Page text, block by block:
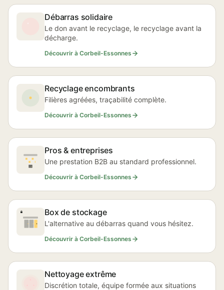
Débarras solidaire
Le don avant le recyclage, le recyclage avant la
décharge.
Découvrir à Corbeil-Essonnes
Recyclage encombrants
Filières agréées, traçabilité complète.
Découvrir à Corbeil-Essonnes
Pros & entreprises
Une prestation B2B au standard professionnel.
Découvrir à Corbeil-Essonnes
Box de stockage
L'alternative au débarras quand vous hésitez.
Découvrir à Corbeil-Essonnes
Nettoyage extrême
Discrétion totale, équipe formée aux situations